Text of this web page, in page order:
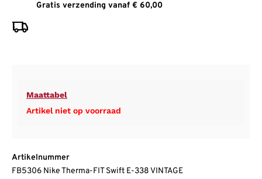
Gratis verzending vanaf € 60,00
Maattabel
Artikel niet op voorraad
Artikelnummer
FB5306 Nike Therma-FIT Swift E-338 VINTAGE